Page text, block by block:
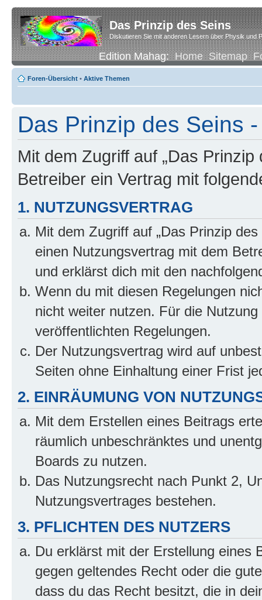
Das Prinzip des Seins
Diskutieren Sie mit anderen Lesern über Physik und
Edition Mahag:Home Sitemap
Foren-Übersicht • Aktive Themen
Das Prinzip des Seins
Mit dem Zugriff auf „Das
Betreiber ein Vertrag mit
1. NUTZUNGSVERTRAG
Mit dem Zugriff auf „Das Prinzip
einen Nutzungsvertrag mit dem
und erklärst dich mit den
Wenn du mit diesen Regelungen
nicht weiter nutzen. Für die
veröffentlichten Regelungen.
Der Nutzungsvertrag wird auf
Seiten ohne Einhaltung einer Frist
2. EINRÄUMUNG VON
Mit dem Erstellen eines Beitrags
räumlich unbeschränktes und
Boards zu nutzen.
Das Nutzungsrecht nach Punkt 2,
Nutzungsvertrages bestehen.
3. PFLICHTEN DES NUTZERS
Du erklärst mit der Erstellung eines
gegen geltendes Recht oder die
dass du das Recht besitzt, die in